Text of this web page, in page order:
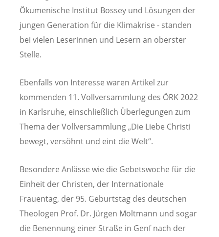
Ökumenische Institut Bossey und Lösungen der
jungen Generation für die Klimakrise - standen
bei vielen Leserinnen und Lesern an oberster
Stelle.
Ebenfalls von Interesse waren Artikel zur
kommenden 11. Vollversammlung des ÖRK 2022
in Karlsruhe, einschließlich Überlegungen zum
Thema der Vollversammlung „Die Liebe Christi
bewegt, versöhnt und eint die Welt“.
Besondere Anlässe wie die Gebetswoche für die
Einheit der Christen, der Internationale
Frauentag, der 95. Geburtstag des deutschen
Theologen Prof. Dr. Jürgen Moltmann und sogar
die Benennung einer Straße in Genf nach der